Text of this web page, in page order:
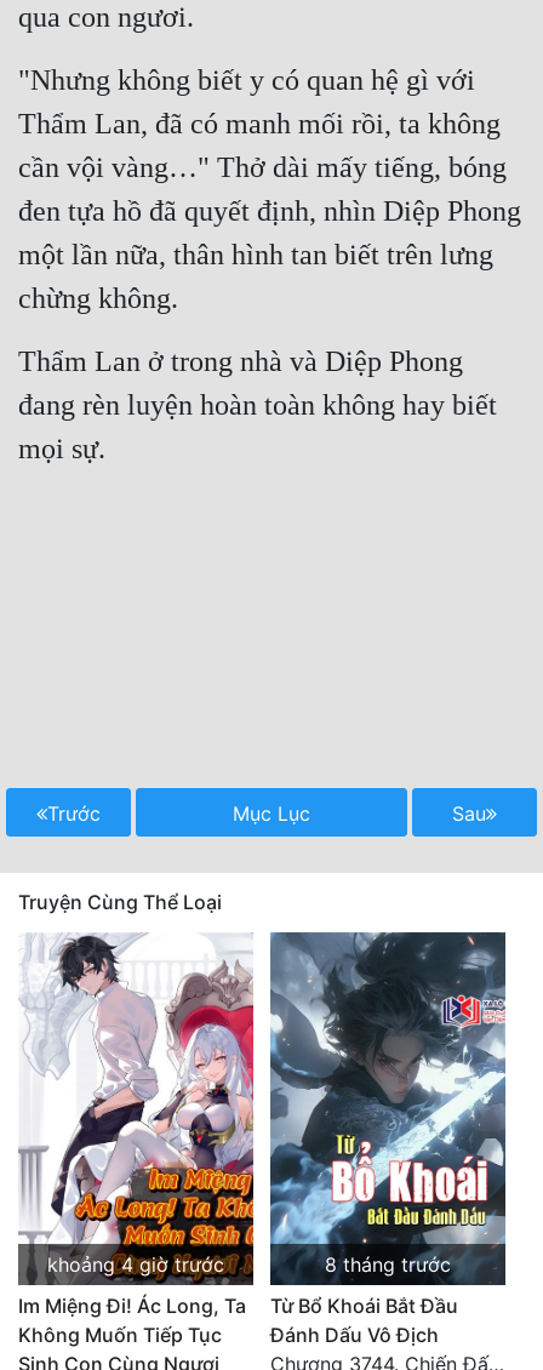
qua con ngươi.
"Nhưng không biết y có quan hệ gì với
Thẩm Lan, đã có manh mối rồi, ta không
cần vội vàng…" Thở dài mấy tiếng, bóng
đen tựa hồ đã quyết định, nhìn Diệp Phong
một lần nữa, thân hình tan biết trên lưng
chừng không.
Thẩm Lan ở trong nhà và Diệp Phong
đang rèn luyện hoàn toàn không hay biết
mọi sự.
Trước Mục Lục Sau
Truyện Cùng Thể Loại
khoảng 4 giờ trước
Im Miệng Đi! Ác Long, Ta
Không Muốn Tiếp Tục
Sinh Con Cùng Ngươi
8 tháng trước
Từ Bổ Khoái Bắt Đầu
Đánh Dấu Vô Địch
Chương 3744. Chiến Đấu nghiền ép, Cực Thiên Chỉ Chủ (Đại Kết Cục)